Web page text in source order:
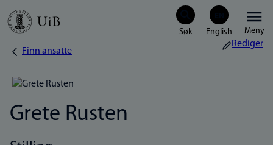
Hopp
Meny
Navigasjonssti
Finn ansatte
Rediger
Grete Rusten